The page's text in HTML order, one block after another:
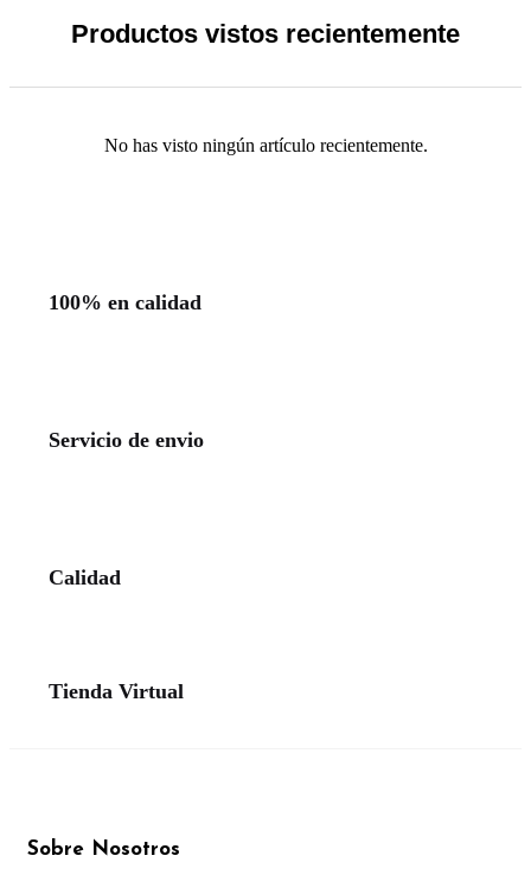
pueden
en
de
Productos vistos recientemente
No has visto ningún artículo recientemente.
100% en calidad
Servicio de envio
Calidad
Tienda Virtual
Sobre Nosotros